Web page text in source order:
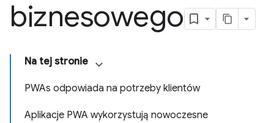
biznesowego
Na tej stronie
PWAs odpowiada na potrzeby klientów
Aplikacje PWA wykorzystują nowoczesne